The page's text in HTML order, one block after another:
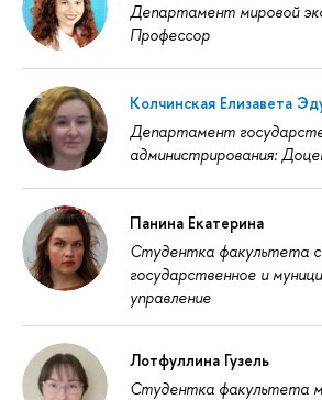
Департамент мировой
Профессор
Колчинская Елизавета
Департамент
администрирования:
Панина Екатерина
Студентка факультета
государственное и
управление
Лотфуллина Гузель
Студентка факультета